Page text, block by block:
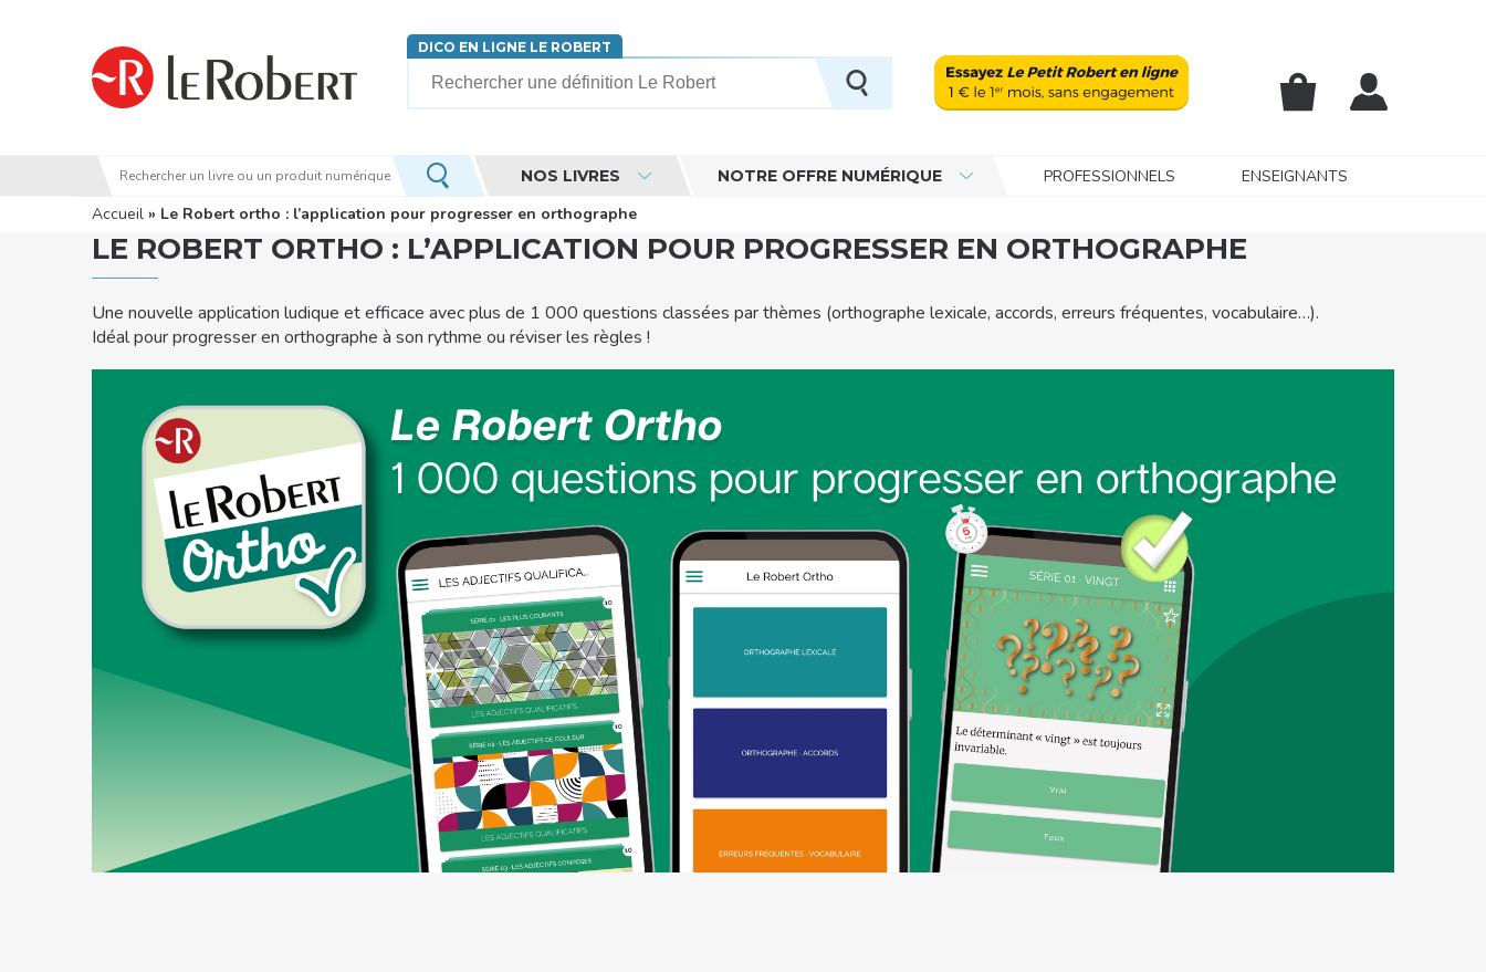
DICO EN LIGNE LE ROBERT
NOS LIVRES NOTRE OFFRE NUMÉRIQUE PROFESSIONNELS
ENSEIGNANTS
Vous êtes ici
Accueil » Le Robert ortho : l’application pour progresser en orthographe
LE ROBERT ORTHO : L’APPLICATION POUR PROGRESSER EN ORTHOGRAPHE
Une nouvelle application ludique et efficace avec plus de 1 000 questions classées par thèmes (orthographe lexicale, accords, erreurs fréquentes, vocabulaire…).
Idéal pour progresser en orthographe à son rythme ou réviser les règles !